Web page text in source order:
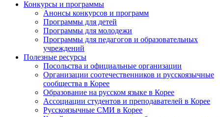
Конкурсы и программы
Анонсы конкурсов и программ
Программы для детей
Программы для молодежи
Программы для педагогов и образовательных
учреждений
Полезные ресурсы
Посольства и официальные организации
Организации соотечественников и русскоязычные
сообщества в Корее
Образование на русском языке в Корее
Ассоциации студентов и преподавателей в Корее
Русскоязычные СМИ в Корее